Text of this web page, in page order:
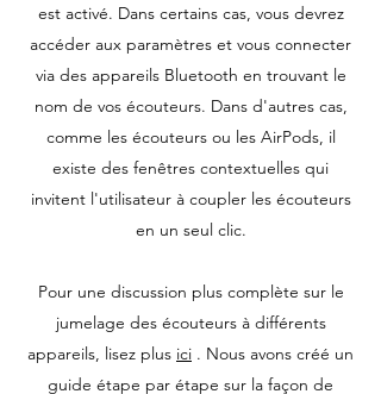
est activé. Dans certains cas, vous devrez
accéder aux paramètres et vous connecter
via des appareils Bluetooth en trouvant le
nom de vos écouteurs. Dans d'autres cas,
comme les écouteurs ou les AirPods, il
existe des fenêtres contextuelles qui
invitent l'utilisateur à coupler les écouteurs
en un seul clic.
Pour une discussion plus complète sur le
jumelage des écouteurs à différents
appareils, lisez plus ici . Nous avons créé un
guide étape par étape sur la façon de